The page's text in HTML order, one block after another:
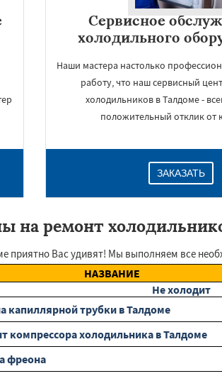
Сервисное
холодильного
Наши мастера настолько
работу, что наш сервисный
холодильников в Талдоме -
положительный отклик от
ЗАКАЗАТЬ
на ремонт
приятно Вас удивят! Мы выполняем все
НАЗВАНИЕ
Не холодит
капиллярной трубки в Талдоме
компрессора холодильника в Талдоме
фреона